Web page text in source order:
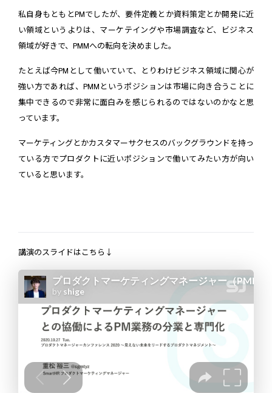
私自身もともとPMでしたが、要件定義とか資料策定とか開発に近
い領域というよりは、マーケテイングや市場調査など、ビジネス
領域が好きで、PMMへの転向を決めました。
たとえば今PMとして働いていて、とりわけビジネス領域に関心が
強い方であれば、PMMというポジションは市場に向き合うことに
集中できるので非常に面白みを感じられるのではないのかなと思
っています。
マーケティングとかカスタマーサクセスのバックグラウンドを持っ
ている方でプロダクトに近いポジションで働いてみたい方が向い
ていると思います。
講演のスライドはこちら↓